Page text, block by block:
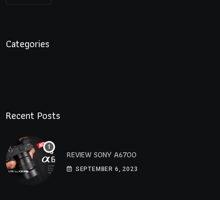
Categories
Recent Posts
REVIEW SONY A6700
SEPTEMBER 6, 2023